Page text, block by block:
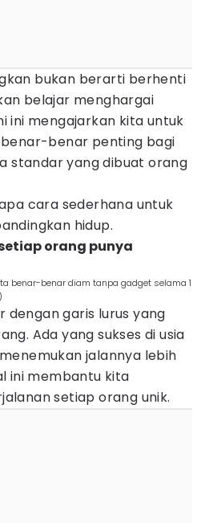
bukan berarti berhenti
belajar menghargai
ini mengajarkan kita untuk
benar penting bagi
standar yang dibuat orang
cara sederhana untuk
hidup.
orang punya
benar-benar diam tanpa gadget selama 1
dengan garis lurus yang
Ada yang sukses di usia
jalannya lebih
ini membantu kita
setiap orang unik.